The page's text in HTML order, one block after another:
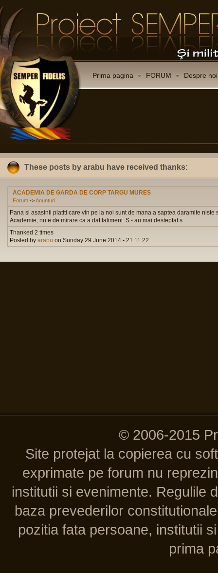
Prima pagina FORUM Despre noi
These posts by arabu have received thanks:
ACADEMIA DE GARDA DE CORP TARGU MURES
Forum ->Anunturi
Pana si asasinii platiti care vin pe la noi sunt de mana a saptea daramite
Academie, nu e de mirare ca a dat faliment. S - au mai desteptat s...
Thanked 2 times
Posted by arabu on Sunday 29 June 2014 - 21:11:22
© 2006-2015
Site protejat la copierea cu
exprimate pe forum nu
institutii si evenimente. Regulile
baza prevederilor
pozitia fata persoane, institutii
prima